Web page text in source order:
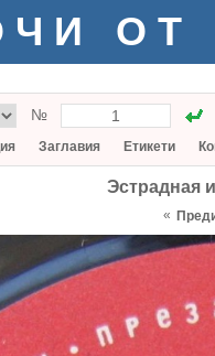
ОТ
№
Заглавия Етикети
Эстрадная
«